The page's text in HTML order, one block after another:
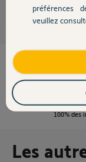
Contact
Cette
100%des
Les
préférences
veuillez